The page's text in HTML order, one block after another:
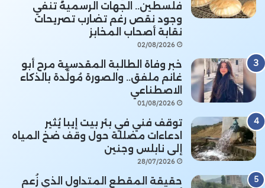
فلسطين.. الجهات الرسمية تنفي
وجود نقص رغم تضارب تصريحات
نقابة أصحاب المخابز
02/08/2026
خبر وفاة الطالبة المقدسية مرح أبو
غانم ملفق.. والصورة مُولَّدة بالذكاء
الاصطناعي
01/08/2026
توقف فني في بئر بيت إيبا يُثير
ادعاءات مضللة حول وقف ضخ المياه
إلى نابلس وجنين
28/07/2026
حقيقة المقطع المتداول الذي زُعم